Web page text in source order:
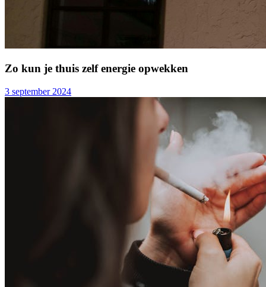
Zo kun je thuis zelf energie opwekken
3 september 2024